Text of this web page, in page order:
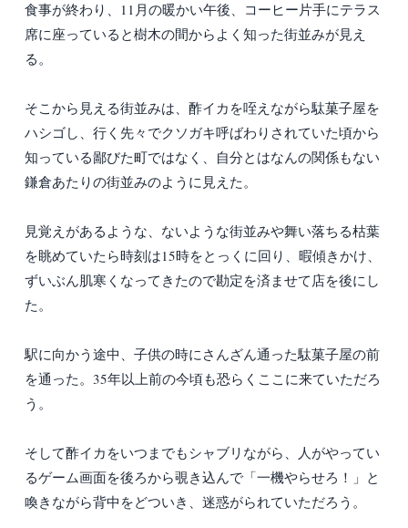
食事が終わり、11月の暖かい午後、コーヒー片手にテラス
席に座っていると樹木の間からよく知った街並みが見え
る。
そこから見える街並みは、酢イカを咥えながら駄菓子屋を
ハシゴし、行く先々でクソガキ呼ばわりされていた頃から
知っている鄙びた町ではなく、自分とはなんの関係もない
鎌倉あたりの街並みのように見えた。
見覚えがあるような、ないような街並みや舞い落ちる枯葉
を眺めていたら時刻は15時をとっくに回り、暇傾きかけ、
ずいぶん肌寒くなってきたので勘定を済ませて店を後にし
た。
駅に向かう途中、子供の時にさんざん通った駄菓子屋の前
を通った。35年以上前の今頃も恐らくここに来ていただろ
う。
そして酢イカをいつまでもシャブリながら、人がやってい
るゲーム画面を後ろから覗き込んで「一機やらせろ！」と
喚きながら背中をどついき、迷惑がられていただろう。